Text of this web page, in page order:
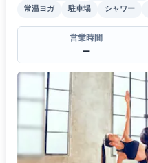
常温ヨガ
駐車場 シャワー
営業時間
ー